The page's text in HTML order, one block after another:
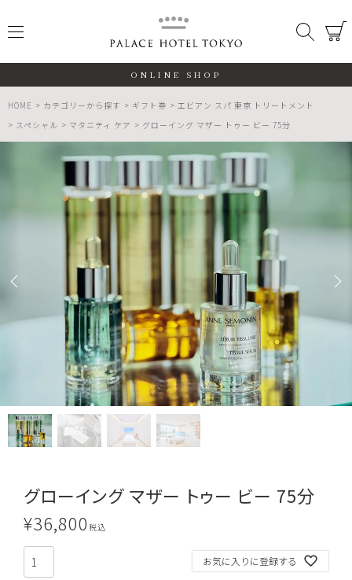
検索
ONLINE SHOP
HOME カテゴリーから探す ギフト券
エビアン スパ 東京 トリートメント
スペシャル
マタニティ ケア グローイング マザー トゥー ビー 75分
グローイング マザー トゥー ビー 75分
¥36,800 税込
お気に入りに登録する
ALL
期間限定
数量限定
検索する